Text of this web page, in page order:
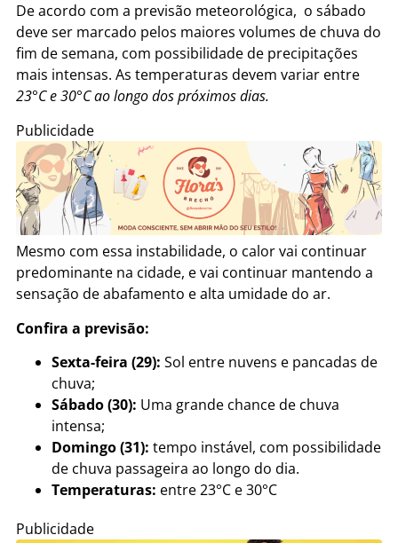
De acordo com a previsão meteorológica, o sábado
deve ser marcado pelos maiores volumes de chuva do
fim de semana, com possibilidade de precipitações
mais intensas. As temperaturas devem variar entre
23°C e 30°C ao longo dos próximos dias.
Publicidade
Mesmo com essa instabilidade, o calor vai continuar
predominante na cidade, e vai continuar mantendo a
sensação de abafamento e alta umidade do ar.
Confira a previsão:
Sexta-feira (29): Sol entre nuvens e pancadas de
chuva;
Sábado (30): Uma grande chance de chuva
intensa;
Domingo (31): tempo instável, com possibilidade
de chuva passageira ao longo do dia.
Temperaturas: entre 23°C e 30°C
Publicidade